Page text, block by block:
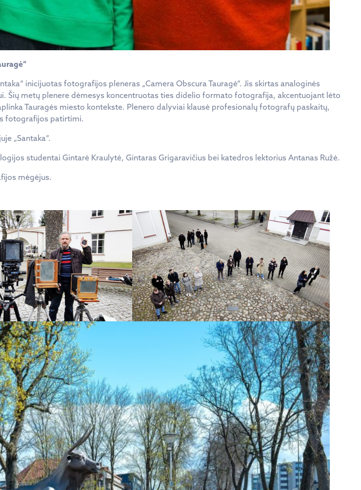
inicijuotas fotografijos pleneras „Camera Obscura Tauragė“. Jis skirtas analoginės
metų plenere dėmesys koncentruotas ties didelio formato fotografija, akcentuojant lėto
Tauragės miesto kontekste. Plenero dalyviai klausė profesionalų fotografų paskaitų,
fotografijos patirtimi.
„Santaka“.
studentai Gintarė Kraulytė, Gintaras Grigaravičius bei katedros lektorius Antanas Ružė.
mėgėjus.